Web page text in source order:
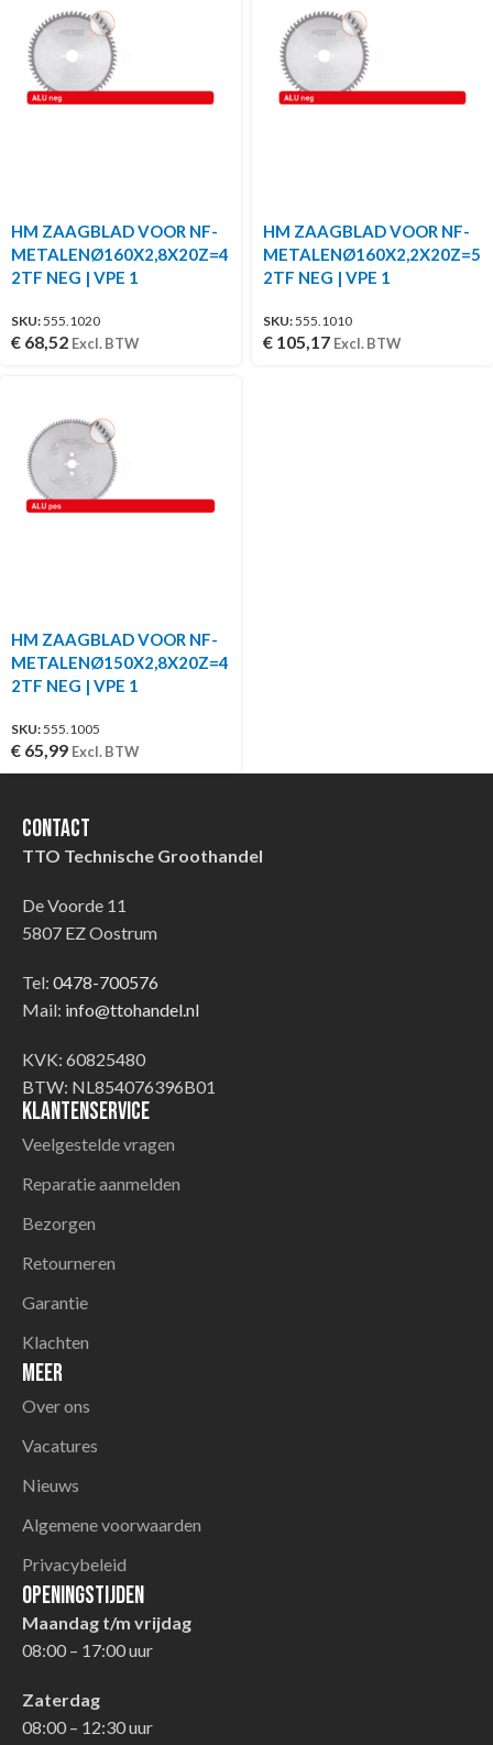
HM ZAAGBLAD VOOR NF-
METALENØ160X2,8X20Z=4
2TF NEG | VPE 1
SKU:555.1020
€ 68,52 Excl. BTW
HM ZAAGBLAD VOOR NF-
METALENØ160X2,2X20Z=5
2TF NEG | VPE 1
SKU:555.1010
€ 105,17 Excl. BTW
HM ZAAGBLAD VOOR NF-
METALENØ150X2,8X20Z=4
2TF NEG | VPE 1
SKU:555.1005
€ 65,99 Excl. BTW
Contact
TTO Technische Groothandel
De Voorde 11
5807 EZ Oostrum
Tel: 0478-700576
Mail: info@ttohandel.nl
KVK: 60825480
BTW: NL854076396B01
Klantenservice
Veelgestelde vragen
Reparatie aanmelden
Bezorgen
Retourneren
Garantie
Klachten
Meer
Over ons
Vacatures
Nieuws
Algemene voorwaarden
Privacybeleid
Openingstijden
Maandag t/m vrijdag
08:00 – 17:00 uur
Zaterdag
08:00 – 12:30 uur